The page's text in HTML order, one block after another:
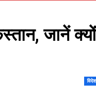
जानें क्‍यों
विदेश